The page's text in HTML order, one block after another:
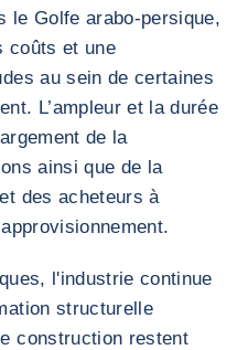
le Golfe arabo-persique,
coûts et une
au sein de certaines
L’ampleur et la durée
de la
ainsi que de la
des acheteurs à
l'industrie continue
structurelle
construction restent